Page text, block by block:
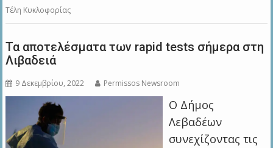
Τέλη Κυκλοφορίας
Τα αποτελέσματα των rapid tests σήμερα στη
Λιβαδειά
9 Δεκεμβρίου, 2022 Permissos Newsroom
Ο Δήμος
Λεβαδέων
συνεχίζοντας τις